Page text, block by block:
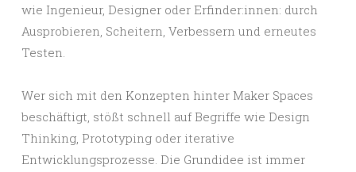
wie Ingenieur, Designer oder Erfinder:innen: durch
Ausprobieren, Scheitern, Verbessern und erneutes
Testen.
Wer sich mit den Konzepten hinter Maker Spaces
beschäftigt, stößt schnell auf Begriffe wie Design
Thinking, Prototyping oder iterative
Entwicklungsprozesse. Die Grundidee ist immer